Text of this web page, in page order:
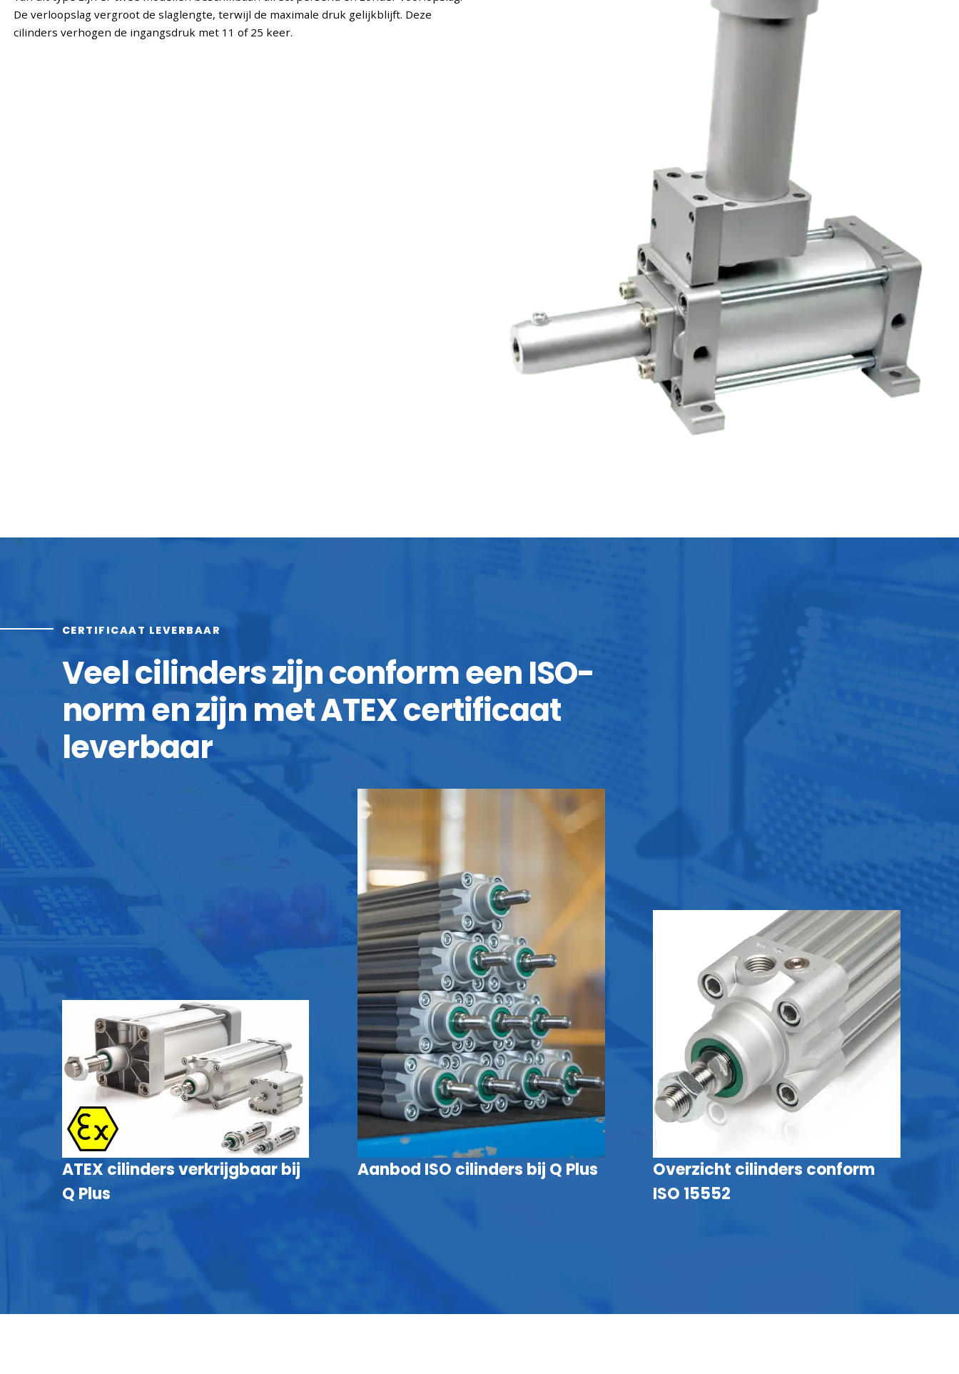
De verloopslag vergroot de slaglengte, terwijl de maximale druk gelijkblijft. Deze
cilinders verhogen de ingangsdruk met 11 of 25 keer.
CERTIFICAAT LEVERBAAR
Veel cilinders zijn conform een ISO-
norm en zijn met ATEX certificaat
leverbaar
ATEX cilinders verkrijgbaar bij
Q Plus
Aanbod ISO cilinders bij Q Plus
Overzicht cilinders conform
ISO 15552